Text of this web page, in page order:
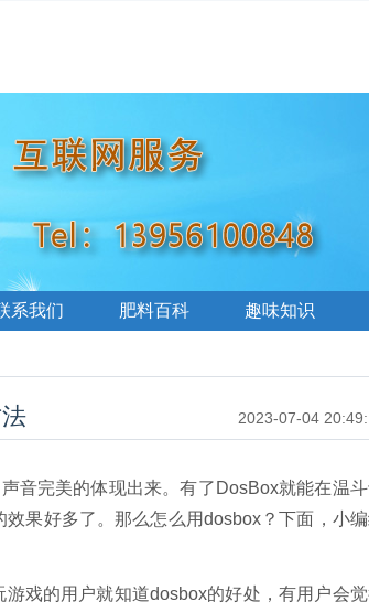
系我们 肥料百科 趣味知识
2023-07-04
完美的体现出来。有了DosBox就能在温
果好多了。那么怎么用dosbox？下面，小
的用户就知道dosbox的好处，有用户会